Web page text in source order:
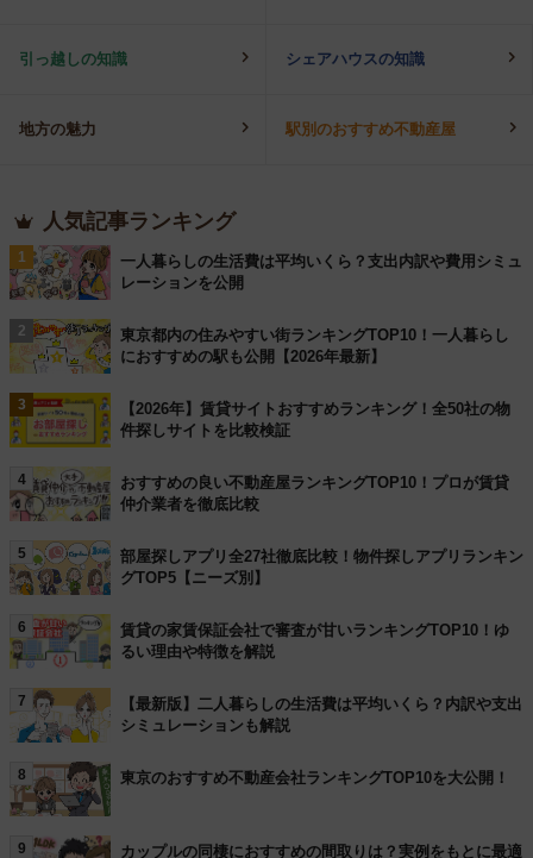
引っ越しの知識 シェアハウスの知識
地方の魅力 駅別のおすすめ不動産屋
人気記事ランキング
1
一人暮らしの生活費は平均いくら？支出内訳や費用シミュ
レーションを公開
2
東京都内の住みやすい街ランキングTOP10！一人暮らし
におすすめの駅も公開【2026年最新】
3
【2026年】賃貸サイトおすすめランキング！全50社の物
件探しサイトを比較検証
4
おすすめの良い不動産屋ランキングTOP10！プロが賃貸
仲介業者を徹底比較
5
部屋探しアプリ全27社徹底比較！物件探しアプリランキン
グTOP5【ニーズ別】
6
賃貸の家賃保証会社で審査が甘いランキングTOP10！ゆ
るい理由や特徴を解説
7
【最新版】二人暮らしの生活費は平均いくら？内訳や支出
シミュレーションも解説
8 東京のおすすめ不動産会社ランキングTOP10を大公開！
9 カップルの同棲におすすめの間取りは？実例をもとに最適